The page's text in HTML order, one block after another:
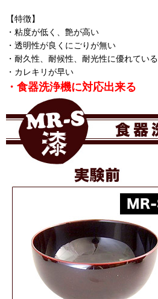
【特徴】
・粘度が低く、艶が高い
・透明性が良くにごりが無い
・耐久性、耐候性、耐光性に優れている
・カレキリが早い
・食器洗浄機に対応出来る